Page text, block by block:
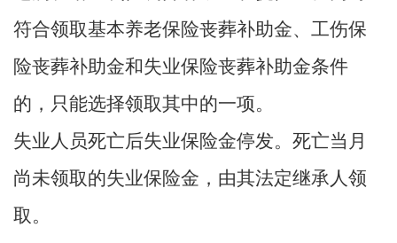
符合领取基本养老保险丧葬补助金、工伤保
险丧葬补助金和失业保险丧葬补助金条件
的，只能选择领取其中的一项。
失业人员死亡后失业保险金停发。死亡当月
尚未领取的失业保险金，由其法定继承人领
取。